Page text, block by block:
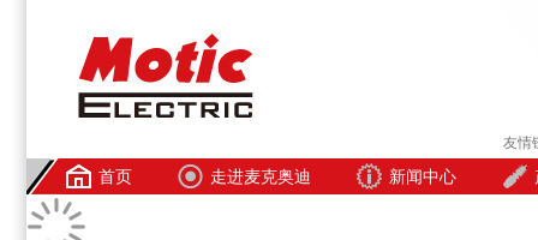
友情
首页 走进麦克奥迪 新闻中心